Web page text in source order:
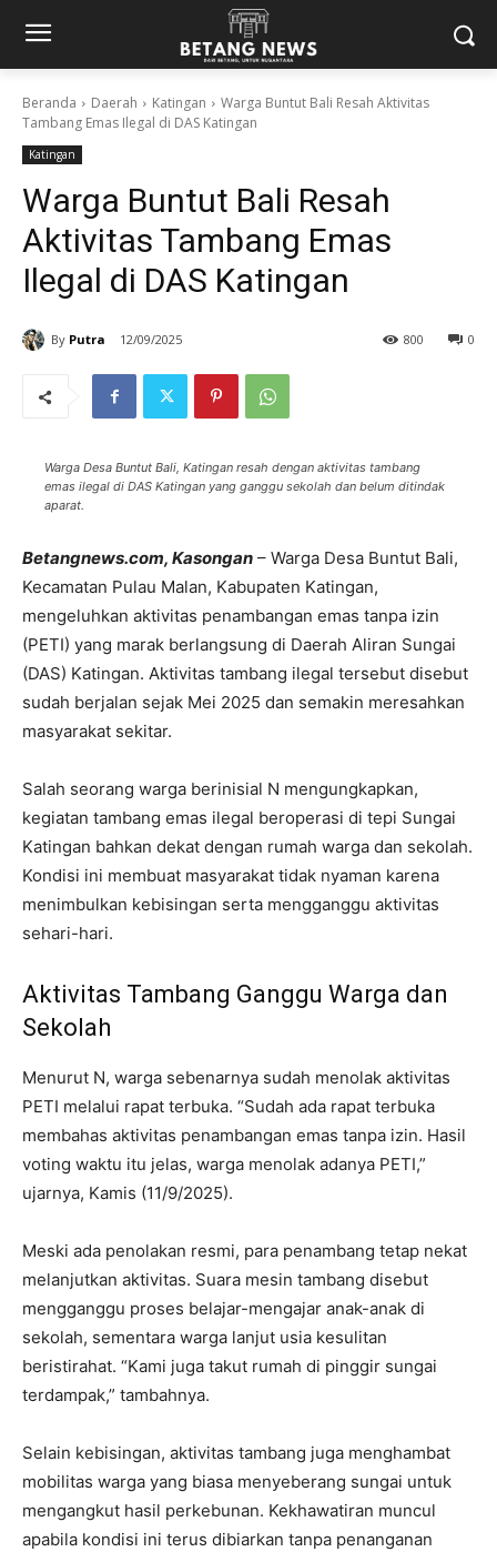
Beranda Daerah Katingan
Warga Buntut Bali Resah Aktivitas
Tambang Emas Ilegal di DAS Katingan
Katingan
Warga Buntut Bali Resah
Aktivitas Tambang Emas
Ilegal di DAS Katingan
By Putra 12/09/2025 0
800
Warga Desa Buntut Bali, Katingan resah dengan aktivitas tambang
emas ilegal di DAS Katingan yang ganggu sekolah dan belum ditindak
aparat.
Betangnews.com, Kasongan – Warga Desa Buntut Bali,
Kecamatan Pulau Malan, Kabupaten Katingan,
mengeluhkan aktivitas penambangan emas tanpa izin
(PETI) yang marak berlangsung di Daerah Aliran Sungai
(DAS) Katingan. Aktivitas tambang ilegal tersebut disebut
sudah berjalan sejak Mei 2025 dan semakin meresahkan
masyarakat sekitar.
Salah seorang warga berinisial N mengungkapkan,
kegiatan tambang emas ilegal beroperasi di tepi Sungai
Katingan bahkan dekat dengan rumah warga dan sekolah.
Kondisi ini membuat masyarakat tidak nyaman karena
menimbulkan kebisingan serta mengganggu aktivitas
sehari-hari.
Aktivitas Tambang Ganggu Warga dan
Sekolah
Menurut N, warga sebenarnya sudah menolak aktivitas
PETI melalui rapat terbuka. “Sudah ada rapat terbuka
membahas aktivitas penambangan emas tanpa izin. Hasil
voting waktu itu jelas, warga menolak adanya PETI,”
ujarnya, Kamis (11/9/2025).
Meski ada penolakan resmi, para penambang tetap nekat
melanjutkan aktivitas. Suara mesin tambang disebut
mengganggu proses belajar-mengajar anak-anak di
sekolah, sementara warga lanjut usia kesulitan
beristirahat. “Kami juga takut rumah di pinggir sungai
terdampak,” tambahnya.
Selain kebisingan, aktivitas tambang juga menghambat
mobilitas warga yang biasa menyeberang sungai untuk
mengangkut hasil perkebunan. Kekhawatiran muncul
apabila kondisi ini terus dibiarkan tanpa penanganan